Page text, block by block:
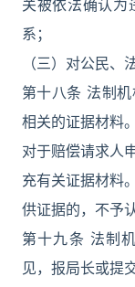
关被依法确认为
系；
（三）对公民、
第十八条 法制
相关的证据材料。
对于赔偿请求人
充有关证据材料
供证据的，不予认
第十九条 法制
见，报局长或提